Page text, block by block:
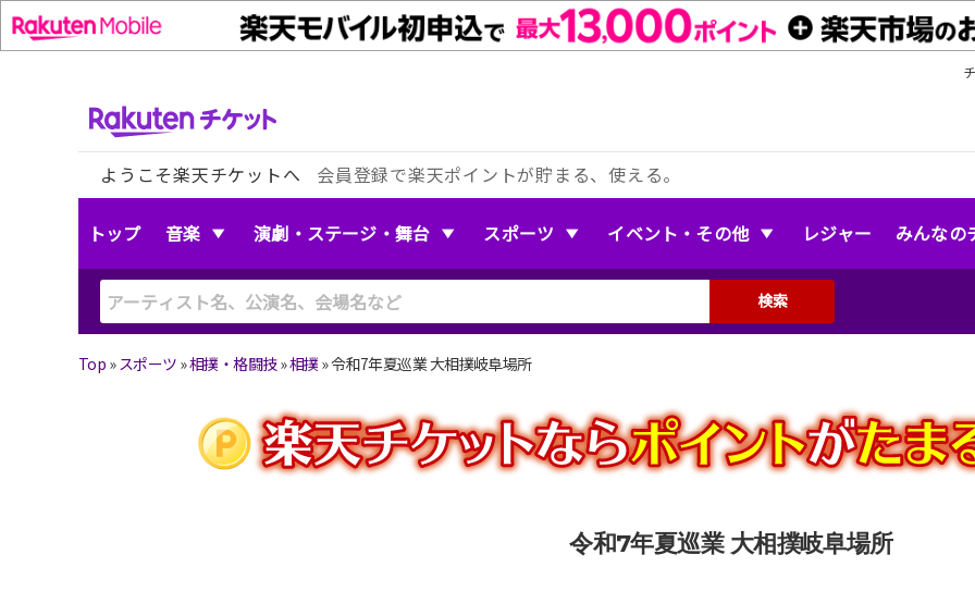
ようこそ楽天チケットへ 会員登録で楽天ポイントが貯まる、使える。
トップ 音楽 演劇・ステージ・舞台 スポーツ イベント・その他 レジャー みんなの
検索
Top » スポーツ »相撲・格闘技»相撲 »令和7年夏巡業 大相撲岐阜場所
令和7年夏巡業 大相撲岐阜場所